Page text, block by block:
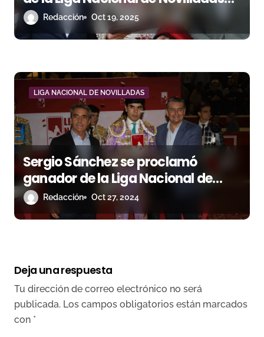
2025 en Sanlúcar de Barrameda
Redacción Oct 19, 2025
LIGA NACIONAL DE NOVILLADAS
Sergio Sánchez se proclamó
ganador de la Liga Nacional de
Novilladas en Sanlúcar de
Barrameda
Redacción Oct 27, 2024
Deja una respuesta
Tu dirección de correo electrónico no será
publicada. Los campos obligatorios están marcados
con *